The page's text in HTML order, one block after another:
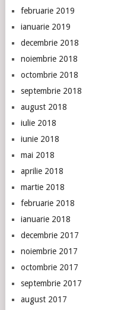
februarie 2019
ianuarie 2019
decembrie 2018
noiembrie 2018
octombrie 2018
septembrie 2018
august 2018
iulie 2018
iunie 2018
mai 2018
aprilie 2018
martie 2018
februarie 2018
ianuarie 2018
decembrie 2017
noiembrie 2017
octombrie 2017
septembrie 2017
august 2017